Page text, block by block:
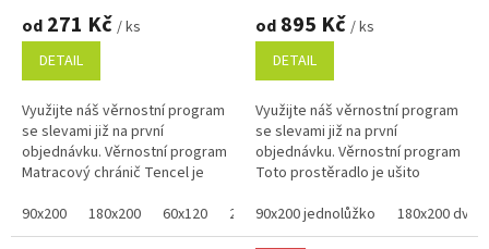
od 271 Kč / ks
DETAIL
Využijte náš věrnostní program
se slevami již na první
objednávku. Věrnostní program
Matracový chránič Tencel je
vynikající ochranu matraci a...
90x200 180x200 60x120 200x200 140x200 160x200
od 895 Kč / ks
DETAIL
Využijte náš věrnostní program
se slevami již na první
objednávku. Věrnostní program
Toto prostěradlo je ušito
nepropustného materiálu.
Bambusová...
90x200 jednolůžko 180x200